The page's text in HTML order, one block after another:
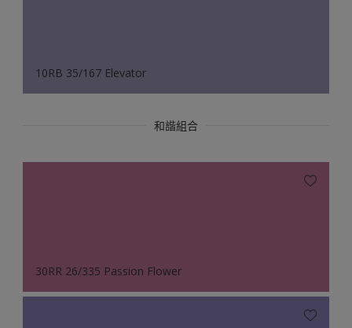
10RB 35/167 Elevator
和諧組合
30RR 26/335 Passion Flower